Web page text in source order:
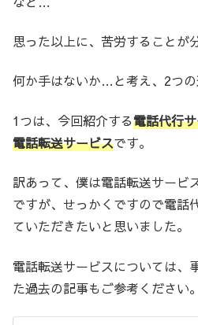
思った以上に、苦労することが
何か手はないか…と考え、2つの
1つは、今回紹介する電話代行
電話転送サービスです。
訳あって、僕は電話転送サービ
ですが、せっかくですので電話
ていただきたいと思いました。
電話転送サービスについては、
た過去の記事もご参考ください。